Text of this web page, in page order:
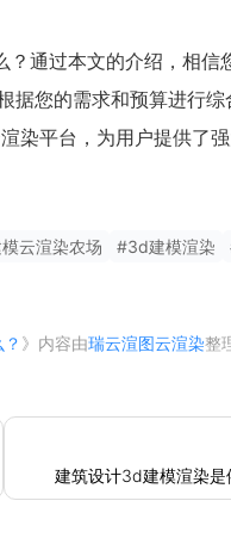
通过本文的介绍，相信
据您的需求和预算进行
染平台，为用户提供了
云渲染农场 #3d建模渲染
》内容由瑞云渲图云渲染整
建筑设计3d建模渲染是